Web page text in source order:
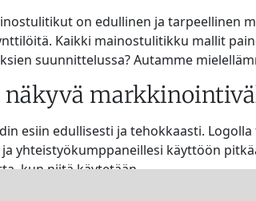
on edullinen ja tarpeellinen
Kaikki mainostulitikku mallit
suunnittelussa? Autamme
esiin edullisesti ja tehokkaasti. Logolla
yhteistyökumppaneillesi käyttöön
kun niitä käytetään.